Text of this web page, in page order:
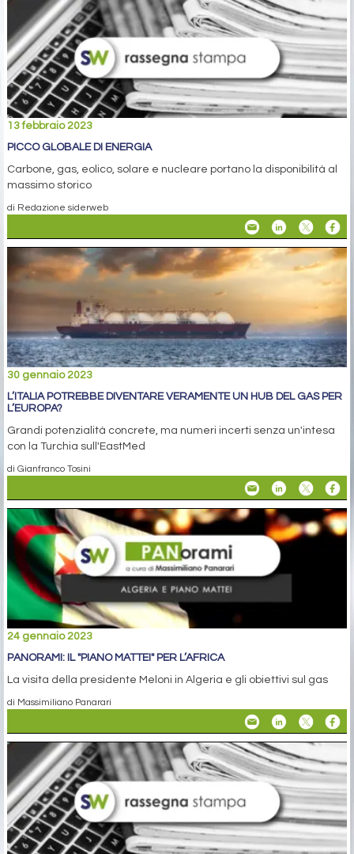
13 febbraio 2023
PICCO GLOBALE DI ENERGIA
Carbone, gas, eolico, solare e nucleare portano la disponibilità al
massimo storico
di Redazione siderweb
30 gennaio 2023
L’ITALIA POTREBBE DIVENTARE VERAMENTE UN HUB DEL GAS PER
L’EUROPA?
Grandi potenzialità concrete, ma numeri incerti senza un'intesa
con la Turchia sull'EastMed
di Gianfranco Tosini
24 gennaio 2023
PANORAMI: IL "PIANO MATTEI" PER L’AFRICA
La visita della presidente Meloni in Algeria e gli obiettivi sul gas
di Massimiliano Panarari